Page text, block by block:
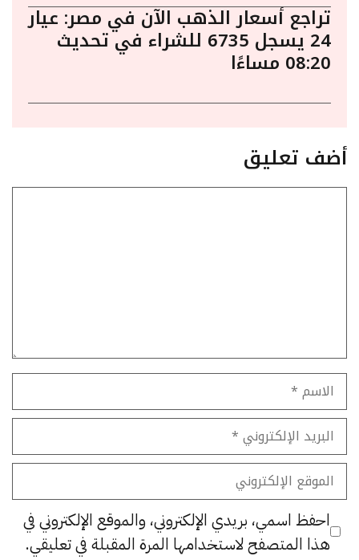
تراجع أسعار الذهب الآن في مصر: عيار
24 يسجل 6735 للشراء في تحديث
08:20 مساءًا
أضف تعليق
الاسم
البريد
الإلكتروني
الموقع
الإلكتروني
احفظ اسمي، بريدي الإلكتروني، والموقع الإلكتروني في
هذا المتصفح لاستخدامها المرة المقبلة في تعليقي.